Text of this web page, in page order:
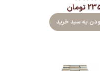
تومان
به سبد خرید